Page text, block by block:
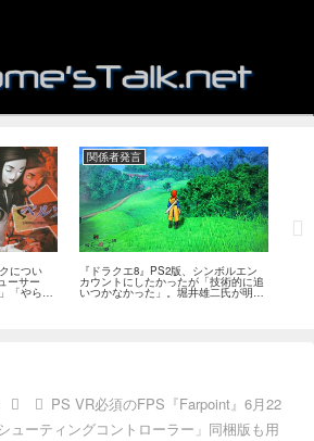
につい
ーサー
「やらな
関係者発言
『ドラクエ8』PS2版、シンボルエン
カウントにしたかったが「技術的に追
いつかなかった」。堀井雄二氏が明か
PS VR必須のFPS『Farpoint』6月22
ューティングコントローラー」同梱版も用